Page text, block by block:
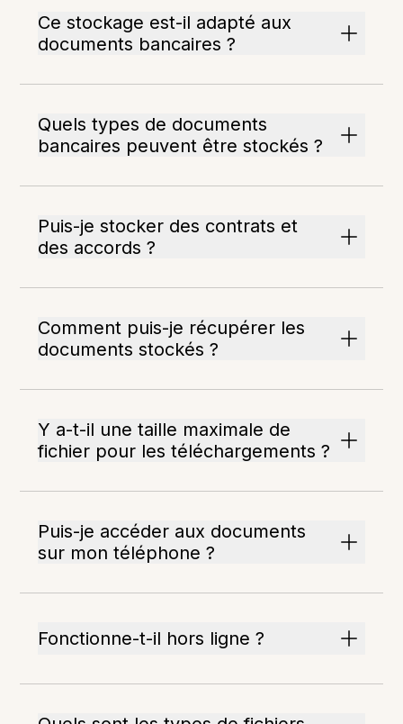
Ce stockage est-il adapté aux
documents bancaires ?
Quels types de documents
bancaires peuvent être stockés ?
Puis-je stocker des contrats et
des accords ?
Comment puis-je récupérer les
documents stockés ?
Y a-t-il une taille maximale de
fichier pour les téléchargements ?
Puis-je accéder aux documents
sur mon téléphone ?
Fonctionne-t-il hors ligne ?